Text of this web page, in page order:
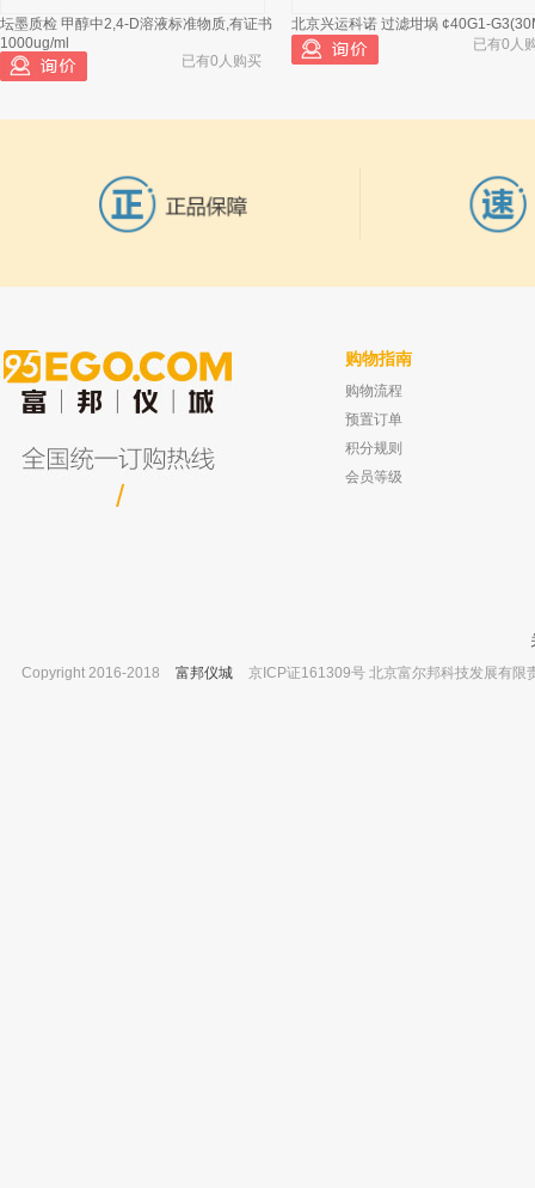
坛墨质检 甲醇中2,4-D溶液标准物质,有证书
1000ug/ml
已有0人购买
北京兴运科诺 过滤坩埚 ¢40G1-
已有0人
上海五良 JSR柱塞式计量泵 JSR 400/1.8
已有0人购买
爱尔兰Reagecon 酚类单一化合物标
4-氯-3-甲基苯酚
/
购物指南
购物流程
预置订单
积分规则
会员等级
Copyright 2016-2018
富邦仪城 京ICP证161309号 北京富尔邦科技发展有